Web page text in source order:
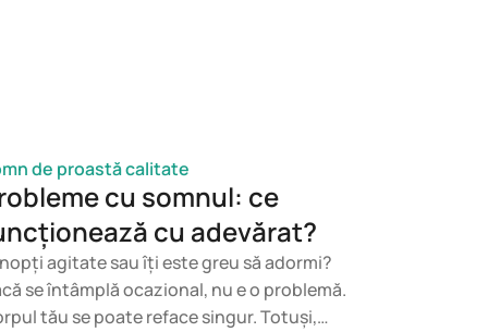
de proastă calitate
cu somnul: ce
cu adevărat?
agitate sau îți este greu să adormi?
se întâmplă ocazional, nu e o problemă.
tău se poate reface singur. Totuși,